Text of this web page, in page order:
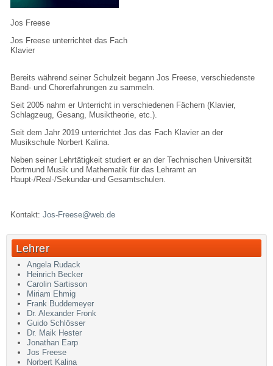
Jos Freese
Jos Freese unterrichtet das Fach
Klavier
Bereits während seiner Schulzeit begann Jos Freese, verschiedenste
Band- und Chorerfahrungen zu sammeln.
Seit 2005 nahm er Unterricht in verschiedenen Fächern (Klavier,
Schlagzeug, Gesang, Musiktheorie, etc.).
Seit dem Jahr 2019 unterrichtet Jos das Fach Klavier an der
Musikschule Norbert Kalina.
Neben seiner Lehrtätigkeit studiert er an der Technischen Universität
Dortmund Musik und Mathematik für das Lehramt an
Haupt-/Real-/Sekundar-und Gesamtschulen.
Kontakt: Jos-Freese@web.de
Lehrer
Angela Rudack
Heinrich Becker
Carolin Sartisson
Miriam Ehmig
Frank Buddemeyer
Dr. Alexander Fronk
Guido Schlösser
Dr. Maik Hester
Jonathan Earp
Jos Freese
Norbert Kalina